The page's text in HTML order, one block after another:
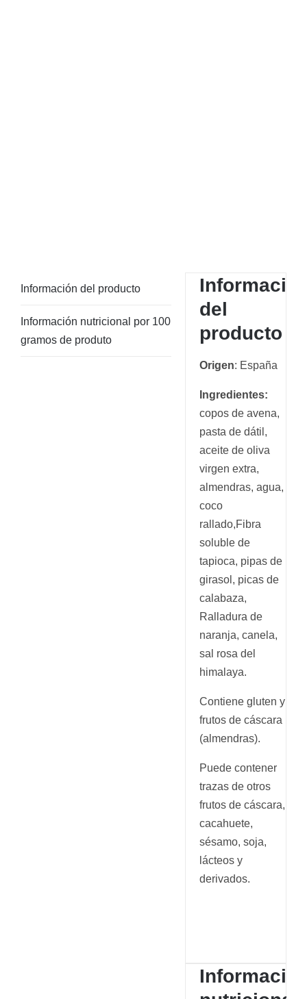
Información del producto
Información nutricional por 100
gramos de produto
del
producto
Origen: España
Ingredientes:
copos de avena,
pasta de dátil,
aceite de oliva
virgen extra,
almendras, agua,
coco
rallado,Fibra
soluble de
tapioca, pipas de
girasol, picas de
calabaza,
Ralladura de
naranja, canela,
sal rosa del
himalaya.
Contiene gluten y
frutos de cáscara
(almendras).
Puede contener
trazas de otros
frutos de cáscara,
cacahuete,
sésamo, soja,
lácteos y
derivados.